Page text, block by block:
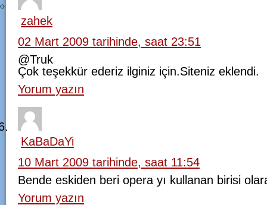
zahek
02 Mart 2009 tarihinde, saat 23:51
@Truk
Çok teşekkür ederiz ilginiz için.Siteniz eklendi.
Yorum yazın
KaBaDaYi
10 Mart 2009 tarihinde, saat 11:54
Bende eskiden beri opera yı kullanan birisi
Yorum yazın